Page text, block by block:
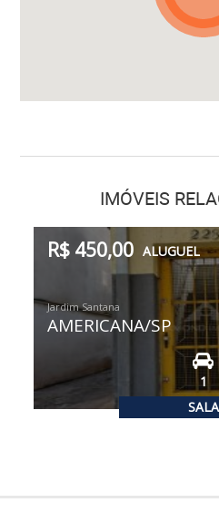
IMÓVEIS
SALA
R$ 450,00 ALUGUEL
Jardim Santana
AMERICANA/SP
1